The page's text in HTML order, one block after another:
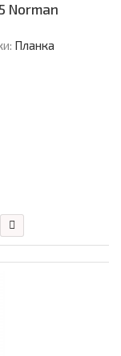
Norman
Планка